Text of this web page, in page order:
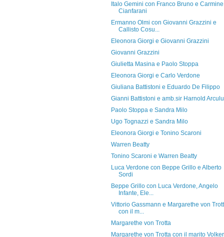
Italo Gemini con Franco Bruno e Carmine
Cianfarani
Ermanno Olmi con Giovanni Grazzini e
Callisto Cosu...
Eleonora Giorgi e Giovanni Grazzini
Giovanni Grazzini
Giulietta Masina e Paolo Stoppa
Eleonora Giorgi e Carlo Verdone
Giuliana Battistoni e Eduardo De Filippo
Gianni Battistoni e amb.sir Harnold
Paolo Stoppa e Sandra Milo
Ugo Tognazzi e Sandra Milo
Eleonora Giorgi e Tonino Scaroni
Warren Beatty
Tonino Scaroni e Warren Beatty
Luca Verdone con Beppe Grillo e Alberto
Sordi
Beppe Grillo con Luca Verdone, Angelo
Infante, Ele...
Vittorio Gassmann e Margarethe von
con il m...
Margarethe von Trotta
Margarethe von Trotta con il marito Volker